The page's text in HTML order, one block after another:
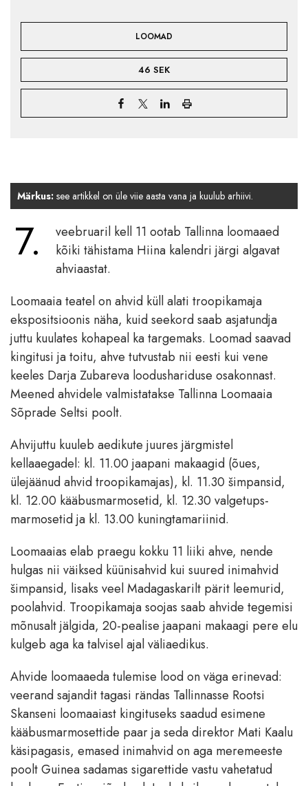
LOOMAD
46 SEK
Märkus: see artikkel on üle viie aasta vana ja kuulub arhiivi.
7.
veebruaril kell 11 ootab Tallinna loomaaed
kõiki tähistama Hiina kalendri järgi algavat
ahviaastat.
Loomaaia teatel on ahvid küll alati troopikamaja
ekspositsioonis näha, kuid seekord saab asjatundja
juttu kuulates kohapeal ka targemaks. Loomad saavad
kingitusi ja toitu, ahve tutvustab nii eesti kui vene
keeles Darja Zubareva loodushariduse osakonnast.
Meened ahvidele valmistatakse Tallinna Loomaaia
Sõprade Seltsi poolt.
Ahvijuttu kuuleb aedikute juures järgmistel
kellaaegadel: kl. 11.00 jaapani makaagid (õues,
ülejäänud ahvid troopikamajas), kl. 11.30 šimpansid,
kl. 12.00 kääbusmarmosetid, kl. 12.30 valgetups-
marmosetid ja kl. 13.00 kuningtamariinid.
Loomaaias elab praegu kokku 11 liiki ahve, nende
hulgas nii väiksed küünisahvid kui suured inimahvid
šimpansid, lisaks veel Madagaskarilt pärit leemurid,
poolahvid. Troopikamaja soojas saab ahvide tegemisi
mõnusalt jälgida, 20-pealise jaapani makaagi pere elu
kulgeb aga ka talvisel ajal väliaedikus.
Ahvide loomaaeda tulemise lood on väga erinevad:
veerand sajandit tagasi rändas Tallinnasse Rootsi
Skanseni loomaaiast kingituseks saadud esimene
kääbusmarmosettide paar ja seda direktor Mati Kaalu
käsipagasis, emased inimahvid on aga meremeeste
poolt Guinea sadamas sigarettide vastu vahetatud